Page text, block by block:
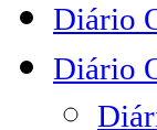
Diário
Diário